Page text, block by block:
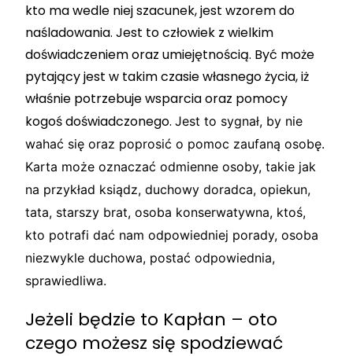
kto ma wedle niej szacunek, jest wzorem do
naśladowania. Jest to człowiek z wielkim
doświadczeniem oraz umiejętnością. Być może
pytający jest w takim czasie własnego życia, iż
właśnie potrzebuje wsparcia oraz pomocy
kogoś doświadczonego.Jest to sygnał, by nie
wahać się oraz poprosić o pomoc zaufaną osobę.
Karta może oznaczać odmienne osoby, takie jak
na przykład ksiądz, duchowy doradca, opiekun,
tata, starszy brat, osoba konserwatywna, ktoś,
kto potrafi dać nam odpowiedniej porady, osoba
niezwykle duchowa, postać odpowiednia,
sprawiedliwa.
Jeżeli będzie to Kapłan – oto
czego możesz się spodziewać